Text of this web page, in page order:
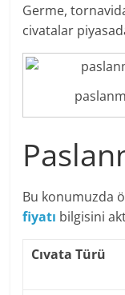
Germe,
civatalar
Bu konumuzda
fiyatı bilgisini
Cıvata Türü